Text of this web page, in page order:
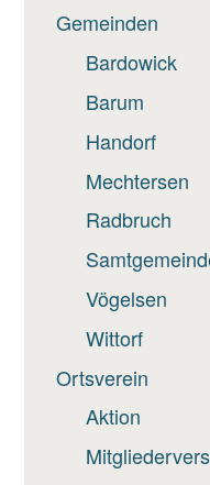
Gemeinden
Bardowick
Barum
Handorf
Mechtersen
Radbruch
Vögelsen
Wittorf
Ortsverein
Aktion